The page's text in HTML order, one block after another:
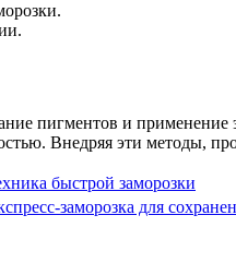
пигментов и
Внедряя эти методы,
быстрой заморозки
заморозка для